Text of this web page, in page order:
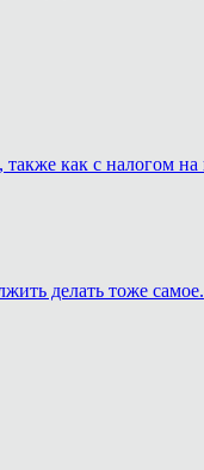
также как с налогом
делать тоже самое.